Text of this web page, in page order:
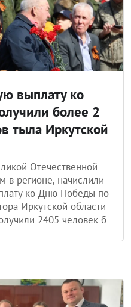
выплату ко
более 2
тыла Иркутской
Отечественной
регионе, начислили
ко Дню Победы по
Иркутской области
2405 человек б